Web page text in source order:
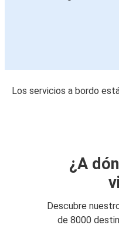
Los servicios a bordo
¿A
Descubre
de 8000